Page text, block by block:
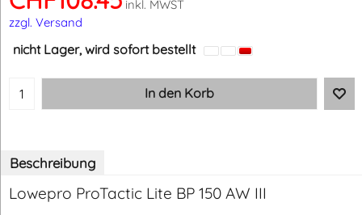
inkl. MWST
zzgl. Versand
nicht Lager, wird sofort bestellt
In den Korb
Beschreibung
Lowepro ProTactic Lite BP 150 AW III